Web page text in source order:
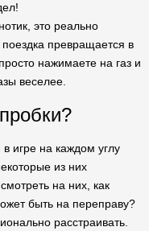
это реально
превращается в
нажимаете на газ и
веселее.
игре на каждом углу
из них
на них, как
быть на переправу?
расстраивать.